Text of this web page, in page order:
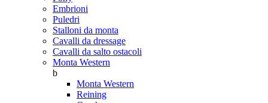
Embrioni
Puledri
Stalloni da monta
Cavalli da dressage
Cavalli da salto ostacoli
Monta Western
b
Monta Western
Reining